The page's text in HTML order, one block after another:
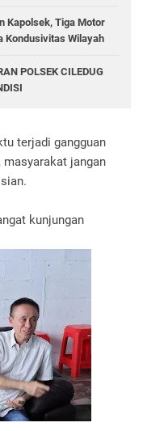
Kapolsek, Tiga Motor
Kondusivitas Wilayah
POLSEK CILEDUG
terjadi gangguan
jangan
kunjungan